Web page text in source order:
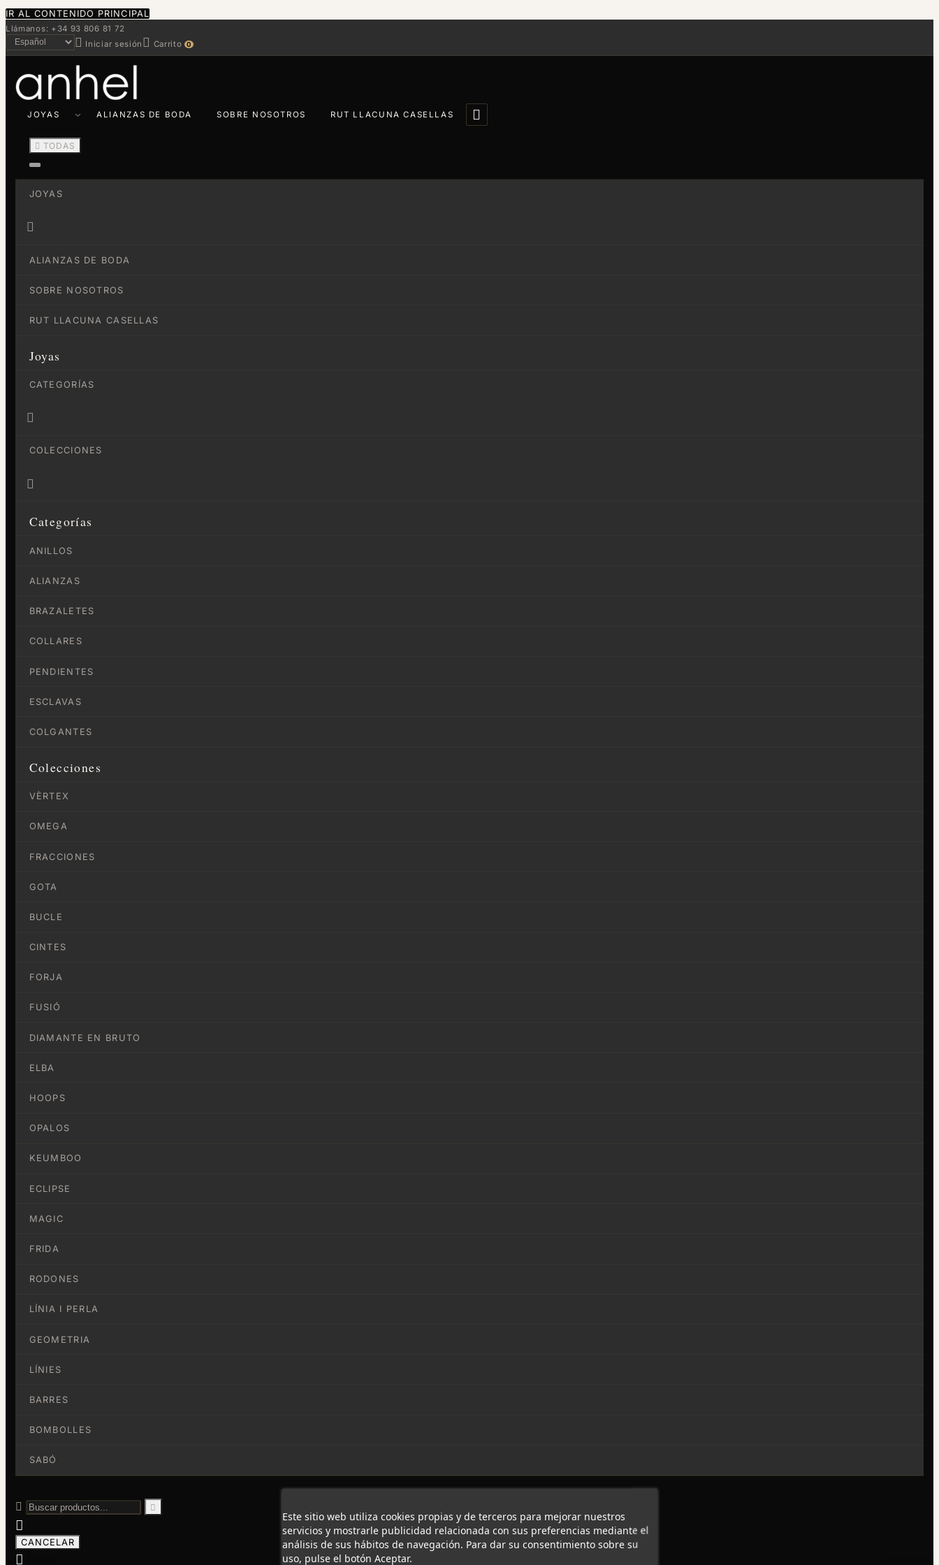
IR AL CONTENIDO PRINCIPAL
Llámanos: +34 93 806 81 72
 Iniciar sesión  Carrito 0
JOYAS ALIANZAS DE BODA SOBRE NOSOTROS RUT LLACUNA CASELLAS 
 TODAS
JOYAS

ALIANZAS DE BODA
SOBRE NOSOTROS
RUT LLACUNA CASELLAS
Joyas
CATEGORÍAS

COLECCIONES

Categorías
ANILLOS
ALIANZAS
BRAZALETES
COLLARES
PENDIENTES
ESCLAVAS
COLGANTES
Colecciones
VÈRTEX
OMEGA
FRACCIONES
GOTA
BUCLE
CINTES
FORJA
FUSIÓ
DIAMANTE EN BRUTO
ELBA
HOOPS
OPALOS
KEUMBOO
ECLIPSE
MAGIC
FRIDA
RODONES
LÍNIA I PERLA
GEOMETRIA
LÍNIES
BARRES
BOMBOLLES
SABÓ
 

CANCELAR

Este sitio web utiliza cookies propias y de terceros para mejorar nuestros
servicios y mostrarle publicidad relacionada con sus preferencias mediante el
análisis de sus hábitos de navegación. Para dar su consentimiento sobre su
uso, pulse el botón Aceptar.